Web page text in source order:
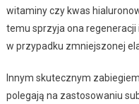
witaminy czy kwas
temu sprzyja ona
w przypadku zmniejszonej
Innym skutecznym
polegają na zastosowaniu